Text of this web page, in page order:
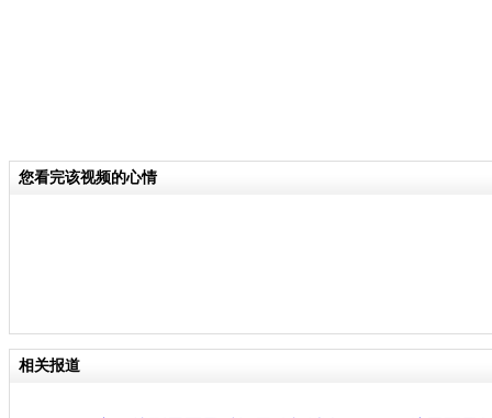
分类名称：CNSTV
马航飞北京飞机失联
您看完该视频的心情
相关报道